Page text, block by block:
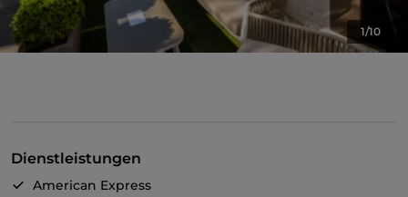
1/10
Dienstleistungen
American Express